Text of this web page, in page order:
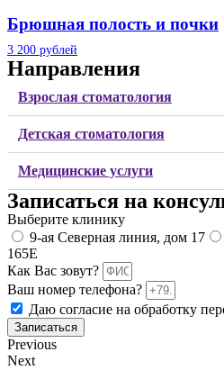
Брюшная полость и почки
3 200 рублей
Направления
Взрослая стоматология
Детская стоматология
Медицинские услуги
Записаться на
Выберите клинику
9-ая Северная линия, дом 17
165Е
Как Вас зовут?
Ваш номер телефона?
Даю согласие на обработку
Записаться
Previous
Next